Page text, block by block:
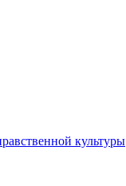
культуры